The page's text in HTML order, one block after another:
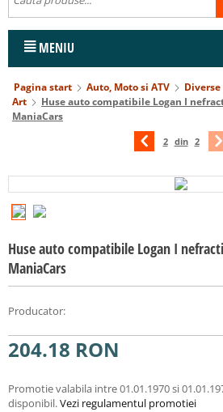
MENIU
Pagina start Auto, Moto si ATV Diverse
Art
Huse auto compatibile Logan I
ManiaCars
2 din 2
Huse auto compatibile Logan I
ManiaCars
Producator:
204.18 RON
Promotie valabila intre 01.01.1970 si
disponibil.Vezi regulamentul promotiei